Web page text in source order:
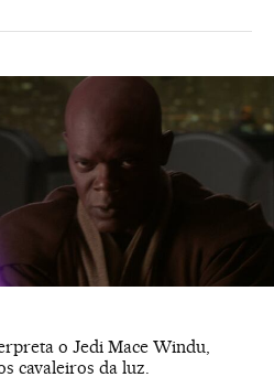
o Jedi Mace Windu,
cavaleiros da luz.